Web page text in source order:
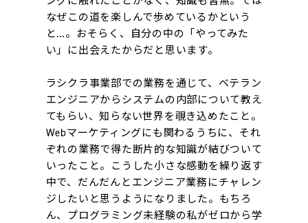
なぜこの道を楽しんで歩めているかという
と…。おそらく、自分の中の「やってみた
い」に出会えたからだと思います。
ラシクラ事業部での業務を通じて、ベテラン
エンジニアからシステムの内部について教え
てもらい、知らない世界を覗き込めたこと。
Webマーケティングにも関わるうちに、それ
ぞれの業務で得た断片的な知識が結びついて
いったこと。こうした小さな感動を繰り返す
中で、だんだんとエンジニア業務にチャレン
ジしたいと思うようになりました。もちろ
ん、プログラミング未経験の私がゼロから学